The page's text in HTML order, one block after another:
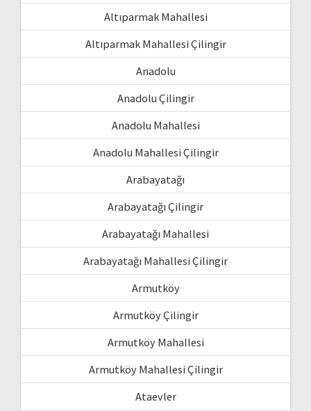
Altıparmak Mahallesi
Altıparmak Mahallesi Çilingir
Anadolu
Anadolu Çilingir
Anadolu Mahallesi
Anadolu Mahallesi Çilingir
Arabayatağı
Arabayatağı Çilingir
Arabayatağı Mahallesi
Arabayatağı Mahallesi Çilingir
Armutköy
Armutköy Çilingir
Armutköy Mahallesi
Armutköy Mahallesi Çilingir
Ataevler